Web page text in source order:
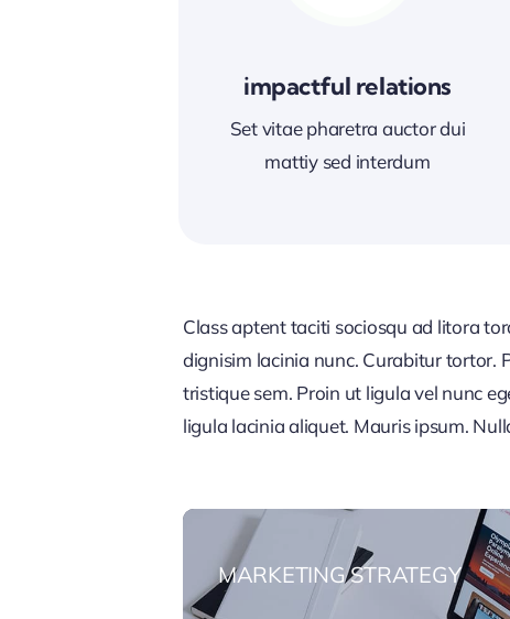
impactful relations
Set vitae pharetra auctor dui
mattiy sed interdum
Class aptent taciti sociosqu ad litora
dignisim lacinia nunc. Curabitur tortor.
tristique sem. Proin ut ligula vel nunc
ligula lacinia aliquet. Mauris ipsum.
MARKETING STRATEGY